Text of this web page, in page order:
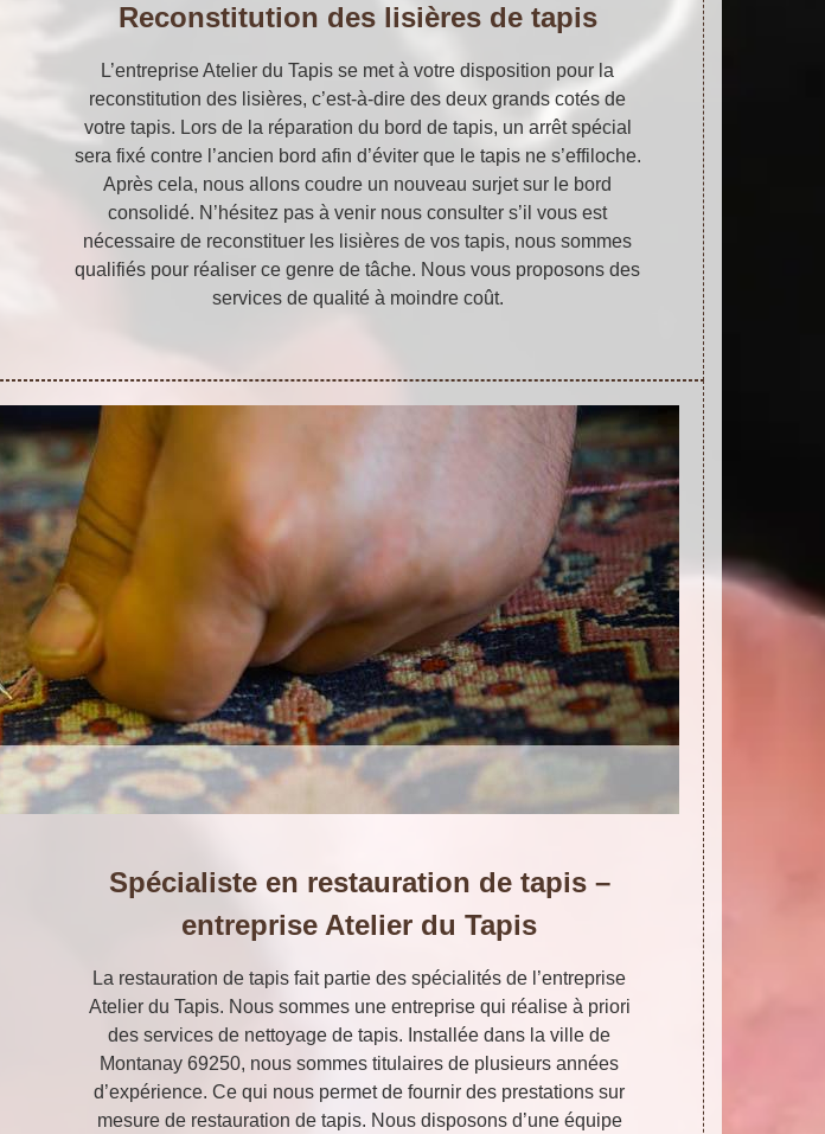
Reconstitution des lisières de tapis
L’entreprise Atelier du Tapis se met à votre disposition pour la
reconstitution des lisières, c’est-à-dire des deux grands cotés de
votre tapis. Lors de la réparation du bord de tapis, un arrêt spécial
sera fixé contre l’ancien bord afin d’éviter que le tapis ne s’effiloche.
Après cela, nous allons coudre un nouveau surjet sur le bord
consolidé. N’hésitez pas à venir nous consulter s’il vous est
nécessaire de reconstituer les lisières de vos tapis, nous sommes
qualifiés pour réaliser ce genre de tâche. Nous vous proposons des
services de qualité à moindre coût.
Spécialiste en restauration de tapis –
entreprise Atelier du Tapis
La restauration de tapis fait partie des spécialités de l’entreprise
Atelier du Tapis. Nous sommes une entreprise qui réalise à priori
des services de nettoyage de tapis. Installée dans la ville de
Montanay 69250, nous sommes titulaires de plusieurs années
d’expérience. Ce qui nous permet de fournir des prestations sur
mesure de restauration de tapis. Nous disposons d’une équipe